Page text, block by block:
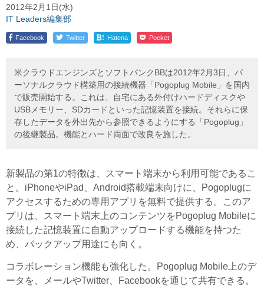
2012年2月1日(水)
IT Leaders編集部
Facebook Twitter ! Hatena Pocket
米クラウドエンジンズとソフトバンクBBは2012年2月3日、パ
ーソナルクラウド構築用の接続機器「Pogoplug Mobile」を国内
で販売開始する。これは、自宅にある外付けハードディスクや
USBメモリー、SDカードといった記憶装置を接続。それらに保
存したデータを外出先から参照できるようにする「Pogoplug」
の後継製品。機能とハード両面で改良を施した。
新製品の第1の特徴は、スマート端末から利用可能であるこ
と。iPhoneやiPad、Android搭載端末向けに、Pogoplugに
アクセスするための専用アプリを無料で提供する。このア
プリは、スマート端末上のコンテンツをPogoplug Mobileに
接続した記憶装置に自動アップロードする機能を持つた
め、バックアップ用途にも向く。
コラボレーション機能も強化した。Pogoplug Mobile上のデ
ータを、メールやTwitter、Facebookを通じて共有できる。